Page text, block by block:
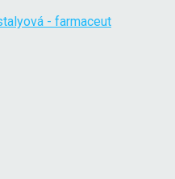
- farmaceut